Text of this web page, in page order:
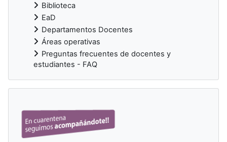
Biblioteca
EaD
Departamentos Docentes
Áreas operativas
Preguntas frecuentes de docentes y
estudiantes - FAQ